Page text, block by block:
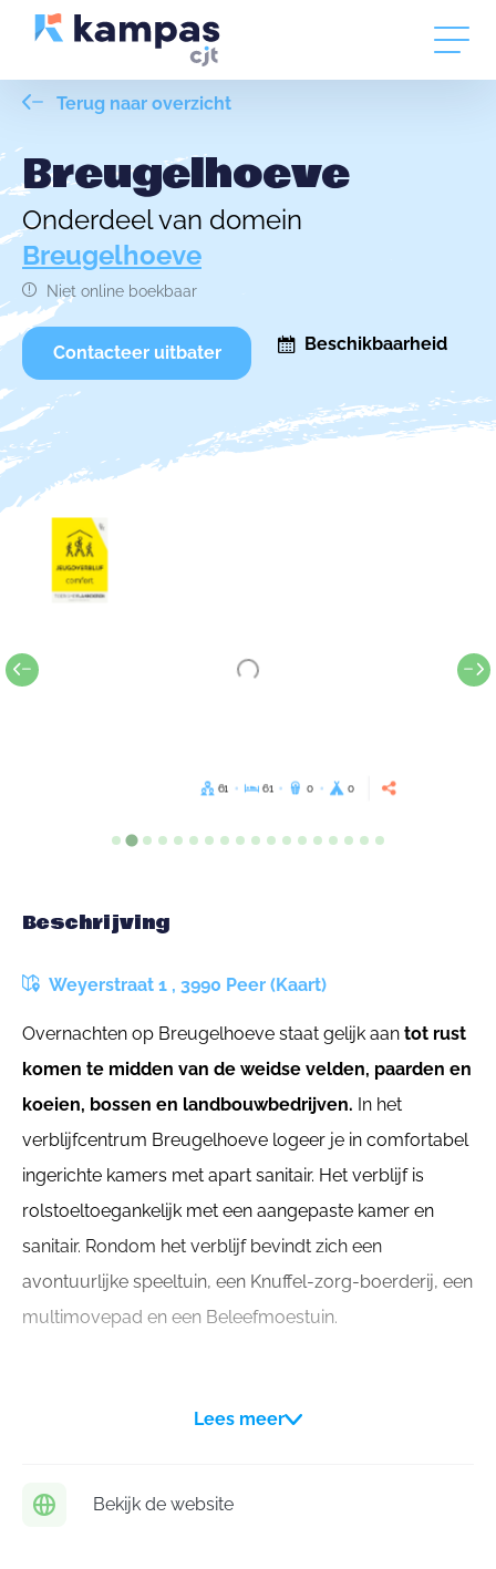
Terug naar overzicht
Breugelhoeve
Onderdeel van domein
Breugelhoeve
Niet online boekbaar
Contacteer uitbater Beschikbaarheid
61 61 0 0
Beschrijving
Weyerstraat 1 , 3990 Peer (Kaart)
Overnachten op Breugelhoeve staat gelijk aan tot rust
komen te midden van de weidse velden, paarden en
koeien, bossen en landbouwbedrijven. In het
verblijfcentrum Breugelhoeve logeer je in comfortabel
ingerichte kamers met apart sanitair. Het verblijf is
rolstoeltoegankelijk met een aangepaste kamer en
sanitair. Rondom het verblijf bevindt zich een
avontuurlijke speeltuin, een Knuffel-zorg-boerderij, een
multimovepad en een Beleefmoestuin.
Lees meer
Bekijk de website